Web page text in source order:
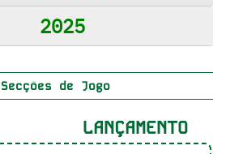
2025
Secções de Jogo
LANÇAMENTO